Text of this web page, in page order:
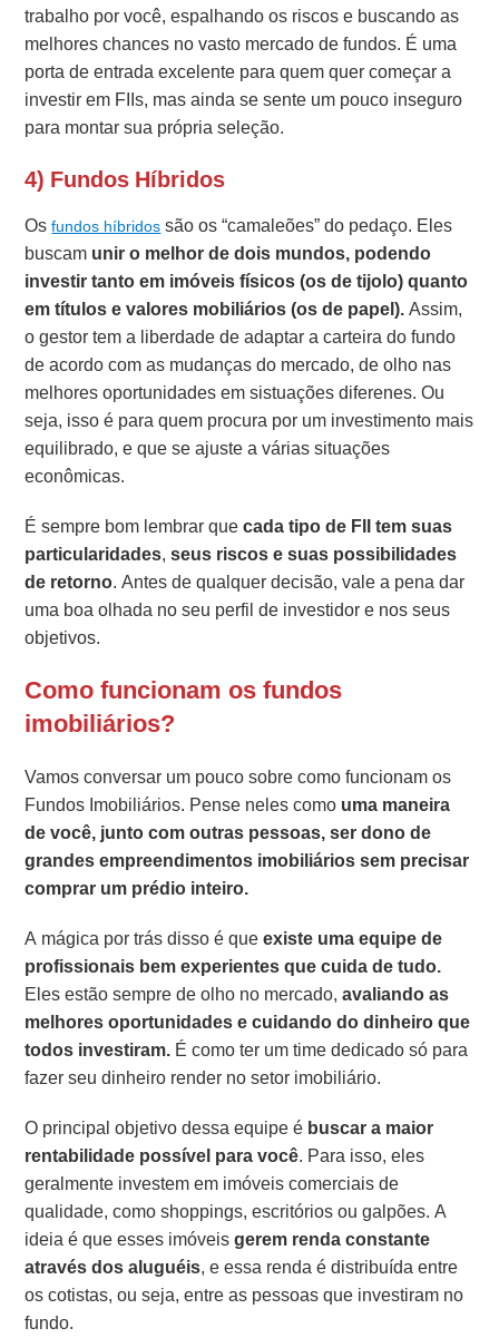
trabalho por você, espalhando os riscos e buscando as
melhores chances no vasto mercado de fundos. É uma
porta de entrada excelente para quem quer começar a
investir em FIIs, mas ainda se sente um pouco inseguro
para montar sua própria seleção.
4) Fundos Híbridos
Osfundos híbridos são os “camaleões” do pedaço. Eles
buscam unir o melhor de dois mundos, podendo
investir tanto em imóveis físicos (os de tijolo) quanto
em títulos e valores mobiliários (os de papel).Assim,
o gestor tem a liberdade de adaptar a carteira do fundo
de acordo com as mudanças do mercado, de olho nas
melhores oportunidades em sistuações diferenes. Ou
seja, isso é para quem procura por um investimento mais
equilibrado, e que se ajuste a várias situações
econômicas.
É sempre bom lembrar quecada tipo de FII tem suas
particularidades,seus riscos e suas possibilidades
de retorno. Antes de qualquer decisão, vale a pena dar
uma boa olhada no seu perfil de investidor e nos seus
objetivos.
Como funcionam os fundos
imobiliários?
Vamos conversar um pouco sobre como funcionam os
Fundos Imobiliários. Pense neles como uma maneira
de você, junto com outras pessoas, ser dono de
grandes empreendimentos imobiliários sem precisar
comprar um prédio inteiro.
A mágica por trás disso é queexiste uma equipe de
profissionais bem experientes que cuida de tudo.
Eles estão sempre de olho no mercado,avaliando as
melhores oportunidades e cuidando do dinheiro que
todos investiram. É como ter um time dedicado só para
fazer seu dinheiro render no setor imobiliário.
O principal objetivo dessa equipe é buscar a maior
rentabilidade possível para você. Para isso, eles
geralmente investem em imóveis comerciais de
qualidade, como shoppings, escritórios ou galpões. A
ideia é que esses imóveisgerem renda constante
através dos aluguéis, e essa renda é distribuída entre
os cotistas, ou seja, entre as pessoas que investiram no
fundo.